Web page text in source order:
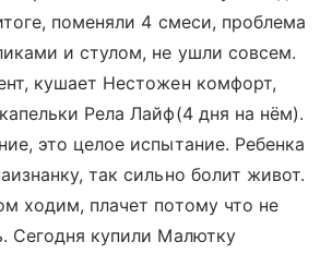
поменяли 4 смеси, проблема
и стулом, не ушли совсем.
кушает Нестожен комфорт,
Рела Лайф(4 дня на нём).
это целое испытание. Ребенка
так сильно болит живот.
ходим, плачет потому что не
Сегодня купили Малютку